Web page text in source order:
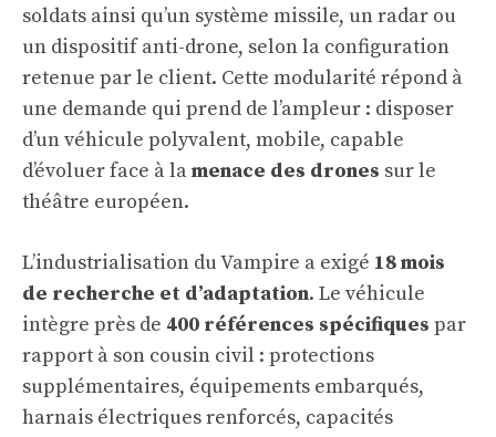
soldats ainsi qu’un système missile, un radar ou
un dispositif anti-drone, selon la configuration
retenue par le client. Cette modularité répond à
une demande qui prend de l’ampleur : disposer
d’un véhicule polyvalent, mobile, capable
d’évoluer face à lamenace des drones sur le
théâtre européen.
L’industrialisation du Vampire a exigé 18 mois
de recherche et d’adaptation. Le véhicule
intègre près de 400 références spécifiques par
rapport à son cousin civil : protections
supplémentaires, équipements embarqués,
harnais électriques renforcés, capacités